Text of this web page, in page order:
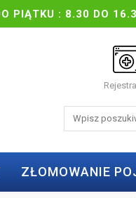
PIĄTKU : 8.30 DO
ZŁOMOWANIE